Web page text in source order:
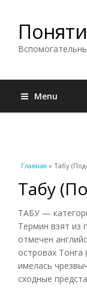
Menu
Вы здесь
Главная » Табу
Табу
ТАБУ —
Термин взят из
отмечен
островах
имелась
сходные